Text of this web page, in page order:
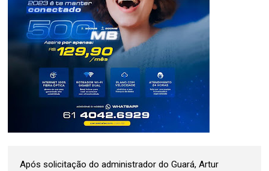
Após solicitação do administrador do Guará, Artur